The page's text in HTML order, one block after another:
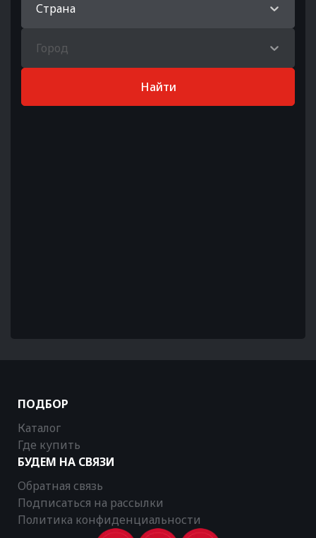
Страна
Город
Найти
ПОДБОР
Каталог
Где купить
БУДЕМ НА СВЯЗИ
Обратная связь
Подписаться на рассылки
Политика конфиденциальности